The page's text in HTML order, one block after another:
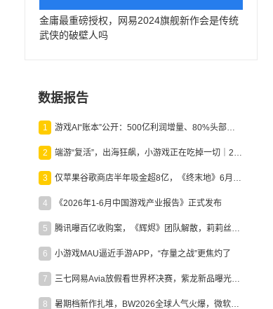
金庸最重磅授权，网易2024旗舰新作会是传统
武侠的破壁人吗
数据报告
1 游戏AI“账本”公开：500亿利润增量、80%头部入局，谁在闷声发财？
2 端游“复活”，出海狂飙，小游戏正在吃掉一切｜2026上半年产业报告
3 仅苹果谷歌商店半年吸金超8亿，《终末地》6月份收入显著回暖
4 《2026年1-6月中国游戏产业报告》正式发布
5 腾讯曝百亿收购案，《辉烬》团队解散，莉莉丝新作曝光｜陀螺周报
6 小游戏MAU逼近手游APP，“存量之战”更焦灼了
7 三七网易Avia放假看世界杯决赛，紫龙新品曝光，米哈游新作上线 | 陀螺周报
8 暑期档新作扎堆，BW2026全球人气火爆，微软XBOX大裁员|陀螺周报